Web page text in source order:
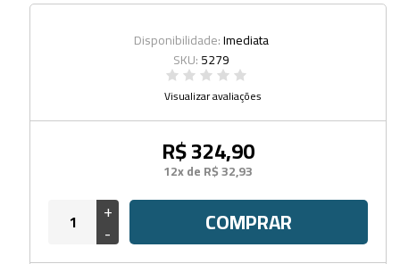
Disponibilidade:Imediata
SKU:5279
Visualizar avaliações
R$ 324,90
12x de R$ 32,93
+
- COMPRAR